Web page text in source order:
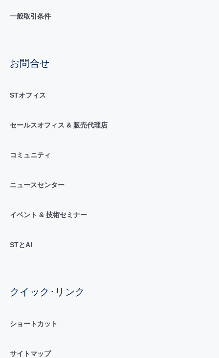
一般取引条件
お問合せ
STオフィス
セールスオフィス & 販売代理店
コミュニティ
ニュースセンター
イベント & 技術セミナー
STとAI
クイック･リンク
ショートカット
サイトマップ